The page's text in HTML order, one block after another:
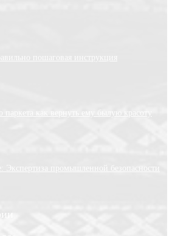
пошаговая инструкция
паркета как вернуть ему былую красоту
Экспертиза промышленной безопасности